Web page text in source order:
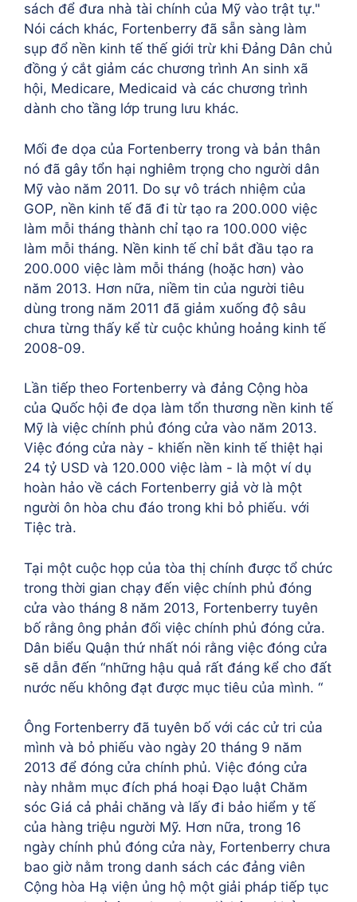
sách để đưa nhà tài chính của Mỹ vào trật tự."
Nói cách khác, Fortenberry đã sẵn sàng làm
sụp đổ nền kinh tế thế giới trừ khi Đảng Dân chủ
đồng ý cắt giảm các chương trình An sinh xã
hội, Medicare, Medicaid và các chương trình
dành cho tầng lớp trung lưu khác.
Mối đe dọa của Fortenberry trong và bản thân
nó đã gây tổn hại nghiêm trọng cho người dân
Mỹ vào năm 2011. Do sự vô trách nhiệm của
GOP, nền kinh tế đã đi từ tạo ra 200.000 việc
làm mỗi tháng thành chỉ tạo ra 100.000 việc
làm mỗi tháng. Nền kinh tế chỉ bắt đầu tạo ra
200.000 việc làm mỗi tháng (hoặc hơn) vào
năm 2013. Hơn nữa, niềm tin của người tiêu
dùng trong năm 2011 đã giảm xuống độ sâu
chưa từng thấy kể từ cuộc khủng hoảng kinh tế
2008-09.
Lần tiếp theo Fortenberry và đảng Cộng hòa
của Quốc hội đe dọa làm tổn thương nền kinh tế
Mỹ là việc chính phủ đóng cửa vào năm 2013.
Việc đóng cửa này - khiến nền kinh tế thiệt hại
24 tỷ USD và 120.000 việc làm - là một ví dụ
hoàn hảo về cách Fortenberry giả vờ là một
người ôn hòa chu đáo trong khi bỏ phiếu. với
Tiệc trà.
Tại một cuộc họp của tòa thị chính được tổ chức
trong thời gian chạy đến việc chính phủ đóng
cửa vào tháng 8 năm 2013, Fortenberry tuyên
bố rằng ông phản đối việc chính phủ đóng cửa.
Dân biểu Quận thứ nhất nói rằng việc đóng cửa
sẽ dẫn đến “những hậu quả rất đáng kể cho đất
nước nếu không đạt được mục tiêu của mình. “
Ông Fortenberry đã tuyên bố với các cử tri của
mình và bỏ phiếu vào ngày 20 tháng 9 năm
2013 để đóng cửa chính phủ. Việc đóng cửa
này nhằm mục đích phá hoại Đạo luật Chăm
sóc Giá cả phải chăng và lấy đi bảo hiểm y tế
của hàng triệu người Mỹ. Hơn nữa, trong 16
ngày chính phủ đóng cửa này, Fortenberry chưa
bao giờ nằm trong danh sách các đảng viên
Cộng hòa Hạ viện ủng hộ một giải pháp tiếp tục